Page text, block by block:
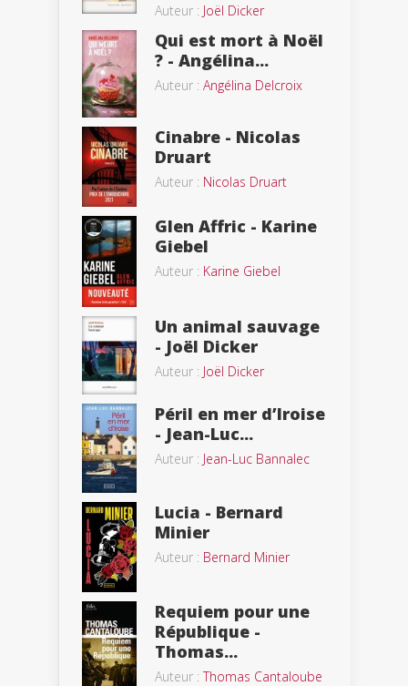
Auteur : Joël Dicker
Qui est mort à Noël
? - Angélina...
Auteur : Angélina Delcroix
Cinabre - Nicolas
Druart
Auteur : Nicolas Druart
Glen Affric - Karine
Giebel
Auteur : Karine Giebel
Un animal sauvage
- Joël Dicker
Auteur : Joël Dicker
Péril en mer d’Iroise
- Jean-Luc...
Auteur : Jean-Luc Bannalec
Lucia - Bernard
Minier
Auteur : Bernard Minier
Requiem pour une
République -
Thomas...
Auteur :Thomas Cantaloube